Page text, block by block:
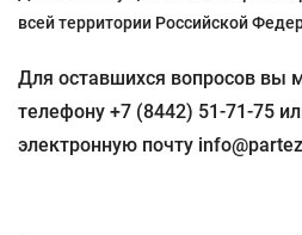
всей территории Российской
Для оставшихся вопросов вы
телефону +7 (8442) 51-71-75
электронную почту